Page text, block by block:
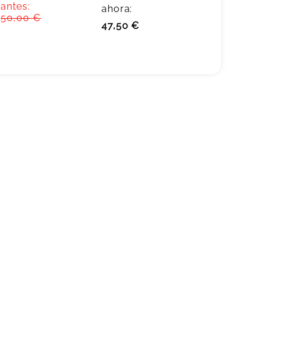
antes:
50,00 €
ahora:
47,50 €